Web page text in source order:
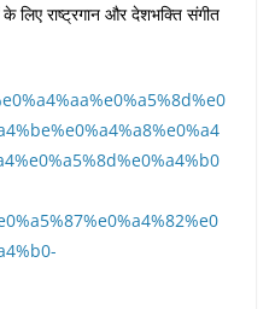
लिए राष्ट्रगान और देशभक्ति संगीत